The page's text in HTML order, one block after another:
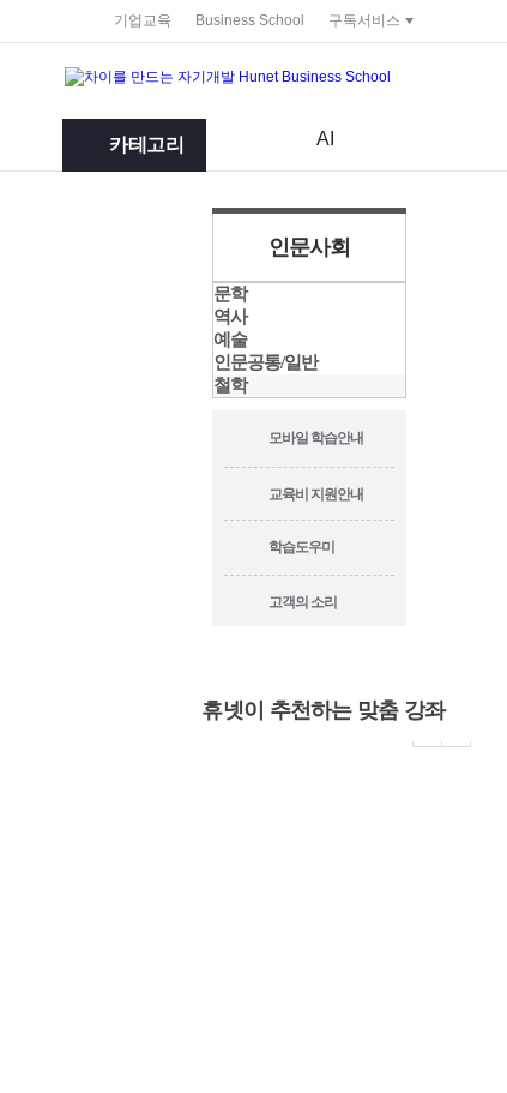
기업교육 Business School 구독서비스
카테고리 AI
인문사회
문학
역사
예술
인문공통/일반
철학
모바일 학습안내
교육비 지원안내
학습도우미
고객의 소리
휴넷이 추천하는 맞춤 강좌